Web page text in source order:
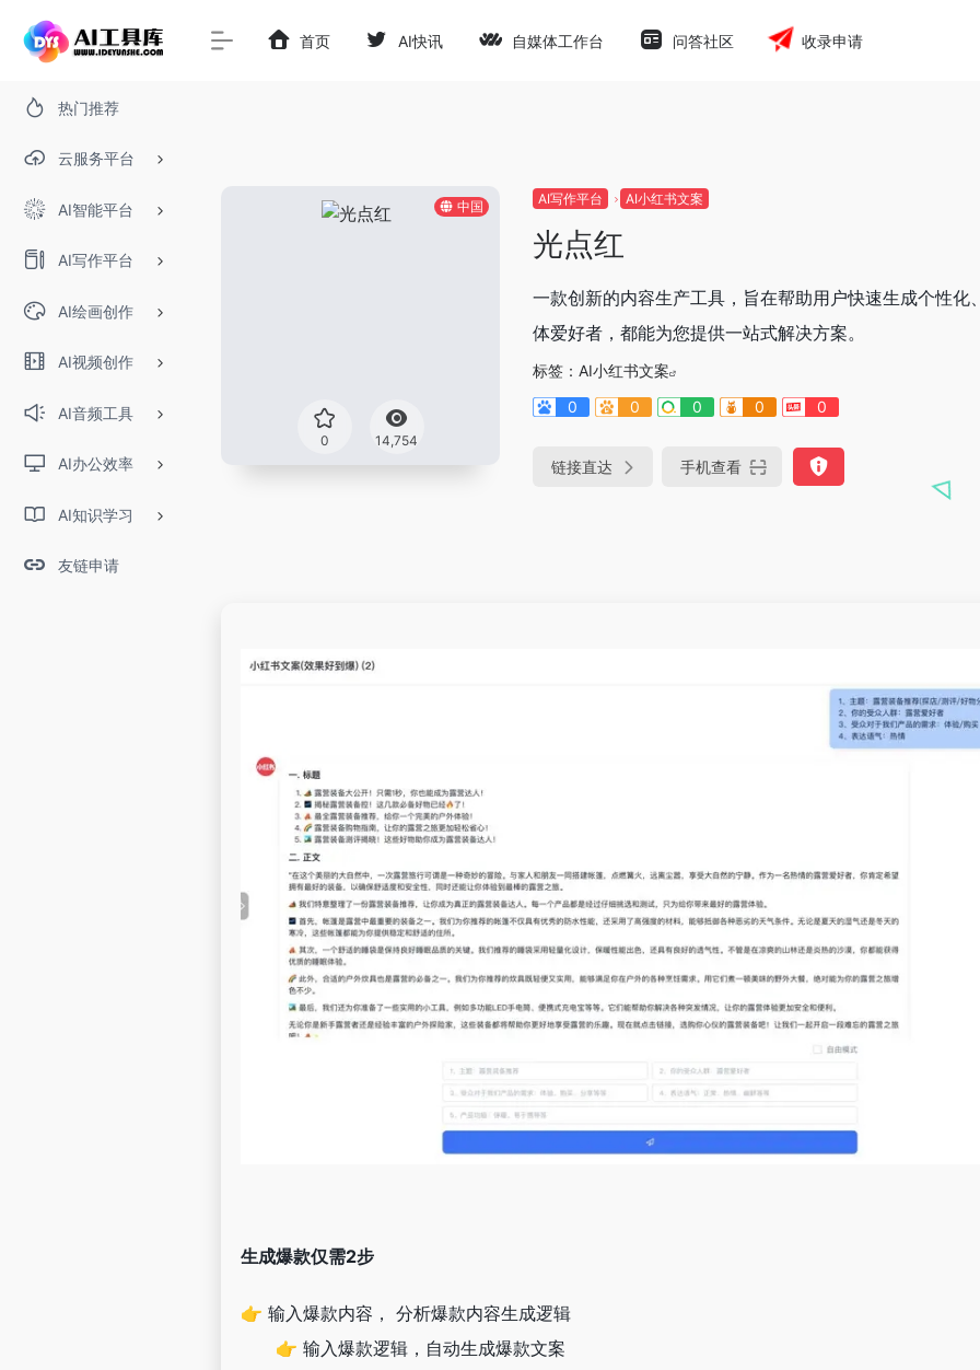
热门推荐
云服务平台
AI智能平台
AI写作平台
AI绘画创作
AI视频创作
AI音频工具
AI办公效率
AI知识学习
友链申请
首页 AI快讯 自媒体工作台 问答社区 收录申请
中国
0 14,754
AI写作平台 AI小红书文案
光点红
一款创新的内容生产工具，旨在帮助用户快速生成个性
体爱好者，都能为您提供一站式解决方案。
标签： AI小红书文案
0
0 0 0 0
链接直达 手机查看
生成爆款仅需2步
👉 输入爆款内容， 分析爆款内容生成逻辑
👉 输入爆款逻辑，自动生成爆款文案